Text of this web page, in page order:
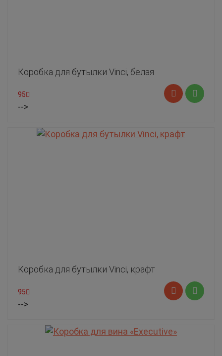
Коробка для бутылки Vinci, белая
95
-->
Коробка для бутылки Vinci, крафт
95
-->